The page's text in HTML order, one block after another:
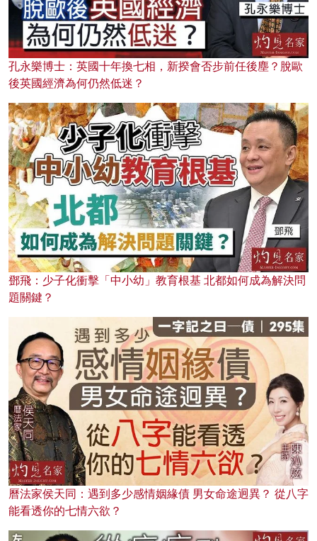
孔永樂博士：英國十年換七相，新揆會否步前任後塵？脫歐
後英國經濟為何仍然低迷？
鄧飛：少子化衝擊「中小幼」教育根基 北都如何成為解決問
題關鍵？
曆法家侯天同：遇到多少感情姻緣債 男女命途迥異？ 從八字
能看透你的七情六欲？